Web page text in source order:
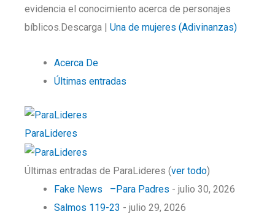
evidencia el conocimiento acerca de personajes
bíblicos.Descarga | Una de mujeres (Adivinanzas)
Acerca De
Últimas entradas
ParaLideres
Últimas entradas de ParaLideres (ver todo)
Fake News –Para Padres - julio 30, 2026
Salmos 119-23 - julio 29, 2026